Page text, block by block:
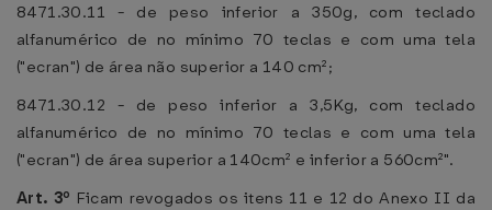
8471.30.11 - de peso inferior a 350g, com teclado
alfanumérico de no mínimo 70 teclas e com uma tela
("ecran") de área não superior a 140 cm²;
8471.30.12 - de peso inferior a 3,5Kg, com teclado
alfanumérico de no mínimo 70 teclas e com uma tela
("ecran") de área superior a 140cm² e inferior a 560cm²".
Art. 3º Ficam revogados os itens 11 e 12 do Anexo II da